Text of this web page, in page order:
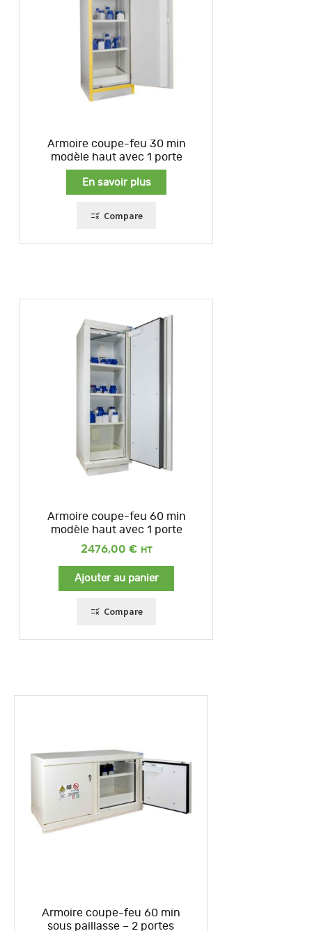
Armoire coupe-feu 30 min
modèle haut avec 1 porte
En savoir plus
Compare
Armoire coupe-feu 60 min
modèle haut avec 1 porte
2476,00 €
Ajouter au panier
Compare
Armoire coupe-feu 60 min
sous paillasse – 2 portes